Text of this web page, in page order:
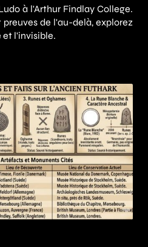
à l'Arthur Findlay College.
de l'au-delà, explorez
et l'invisible.